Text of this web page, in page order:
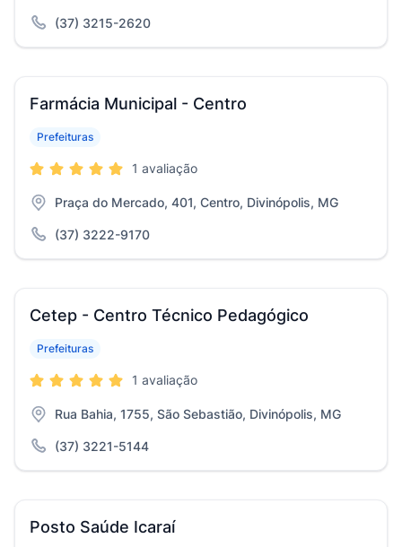
(37) 3215-2620
Farmácia Municipal - Centro
Prefeituras
1 avaliação
Praça do Mercado, 401, Centro, Divinópolis, MG
(37) 3222-9170
Cetep - Centro Técnico Pedagógico
Prefeituras
1 avaliação
Rua Bahia, 1755, São Sebastião, Divinópolis, MG
(37) 3221-5144
Posto Saúde Icaraí